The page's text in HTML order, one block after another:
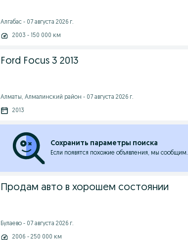
Алгабас - 07 августа 2026 г.
2003 - 150 000 км
Ford Focus 3 2013
Алматы, Алмалинский район - 07 августа 2026 г.
2013
Сохранить параметры поиска
Если появятся похожие объявления, мы сообщим.
Продам авто в хорошем состоянии
Булаево - 07 августа 2026 г.
2006 - 250 000 км